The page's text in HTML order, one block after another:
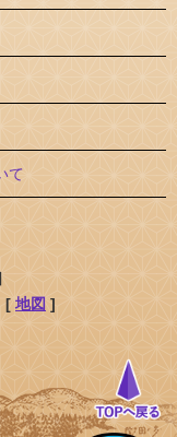
て
[ 地図 ]